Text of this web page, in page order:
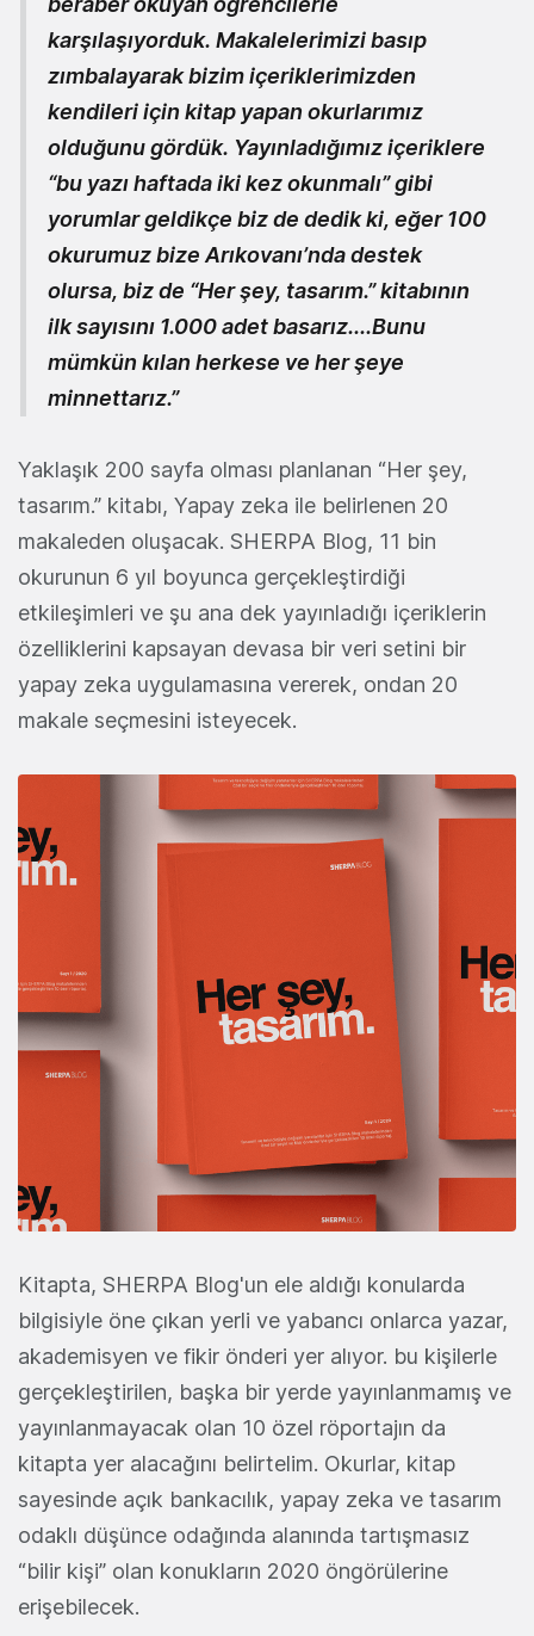
karşılaşıyorduk. Makalelerimizi basıp
zımbalayarak bizim içeriklerimizden
kendileri için kitap yapan okurlarımız
olduğunu gördük. Yayınladığımız içeriklere
“bu yazı haftada iki kez okunmalı” gibi
yorumlar geldikçe biz de dedik ki, eğer 100
okurumuz bize Arıkovanı’nda destek
olursa, biz de “Her şey, tasarım.” kitabının
ilk sayısını 1.000 adet basarız....Bunu
mümkün kılan herkese ve her şeye
minnettarız.”
Yaklaşık 200 sayfa olması planlanan “Her şey,
tasarım.” kitabı, Yapay zeka ile belirlenen 20
makaleden oluşacak. SHERPA Blog, 11 bin
okurunun 6 yıl boyunca gerçekleştirdiği
etkileşimleri ve şu ana dek yayınladığı içeriklerin
özelliklerini kapsayan devasa bir veri setini bir
yapay zeka uygulamasına vererek, ondan 20
makale seçmesini isteyecek.
Kitapta, SHERPA Blog'un ele aldığı konularda
bilgisiyle öne çıkan yerli ve yabancı onlarca yazar,
akademisyen ve fikir önderi yer alıyor. bu kişilerle
gerçekleştirilen, başka bir yerde yayınlanmamış ve
yayınlanmayacak olan 10 özel röportajın da
kitapta yer alacağını belirtelim. Okurlar, kitap
sayesinde açık bankacılık, yapay zeka ve tasarım
odaklı düşünce odağında alanında tartışmasız
“bilir kişi” olan konukların 2020 öngörülerine
erişebilecek.